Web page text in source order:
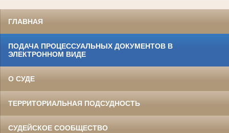
ГЛАВНАЯ
ПОДАЧА ПРОЦЕССУАЛЬНЫХ ДОКУМЕНТОВ В
ЭЛЕКТРОННОМ ВИДЕ
О СУДЕ
ТЕРРИТОРИАЛЬНАЯ ПОДСУДНОСТЬ
СУДЕЙСКОЕ СООБЩЕСТВО